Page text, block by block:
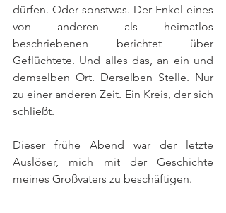
dürfen. Oder sonstwas. Der Enkel eines
von anderen als heimatlos
beschriebenen berichtet über
Geflüchtete. Und alles das, an ein und
demselben Ort. Derselben Stelle. Nur
zu einer anderen Zeit. Ein Kreis, der sich
schließt.
Dieser frühe Abend war der letzte
Auslöser, mich mit der Geschichte
meines Großvaters zu beschäftigen.